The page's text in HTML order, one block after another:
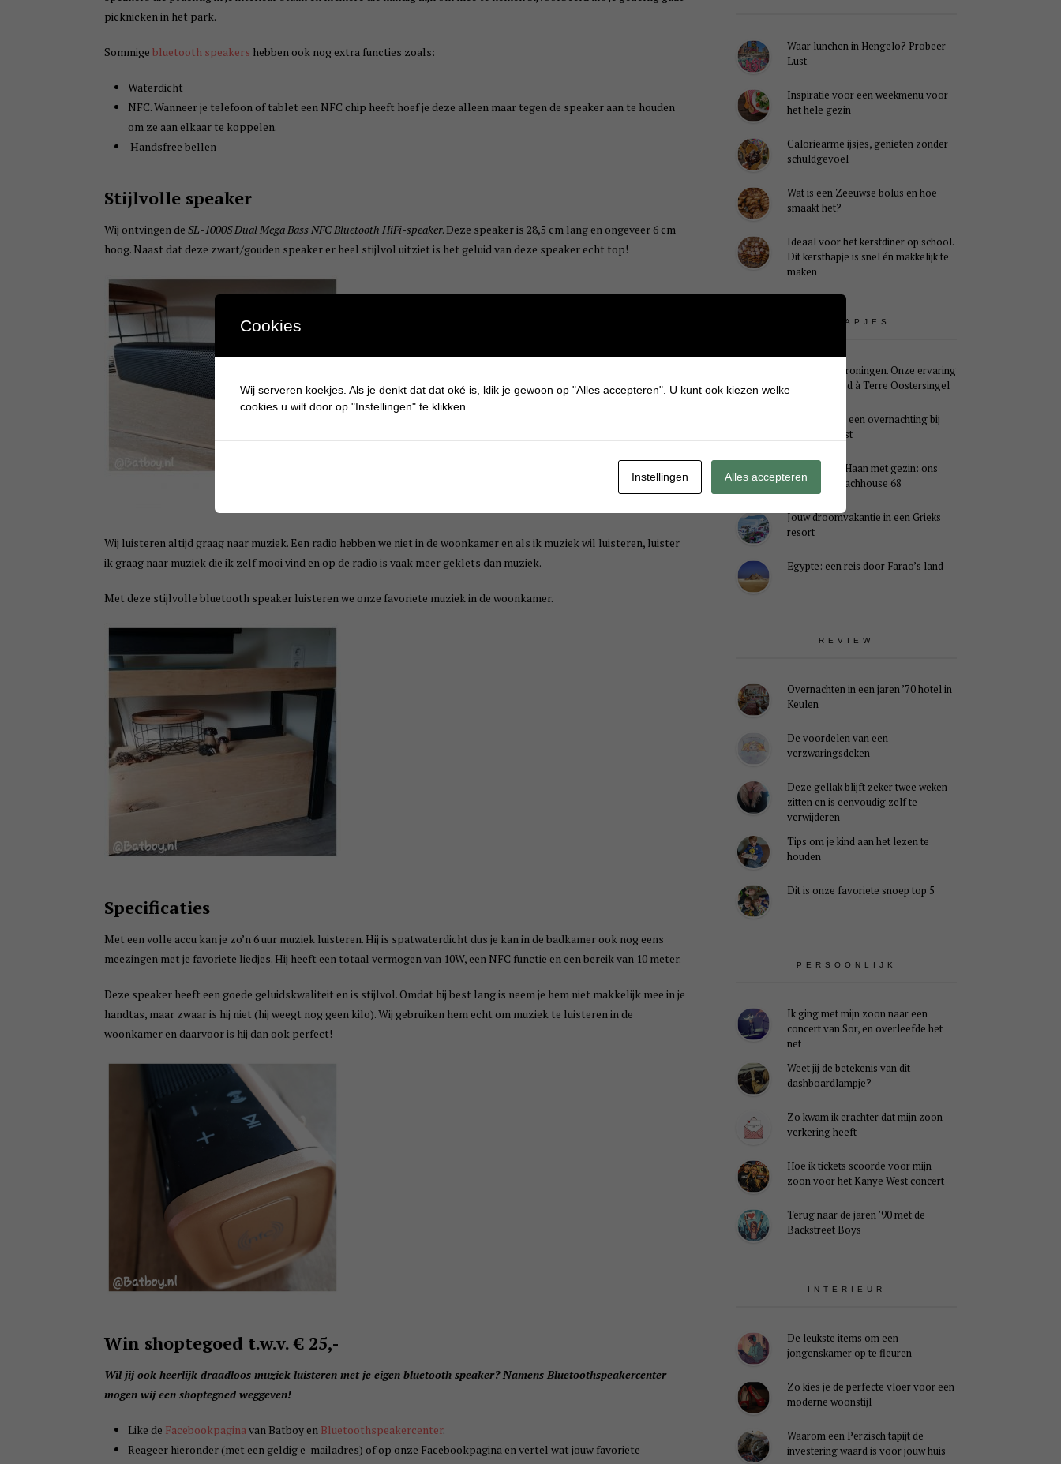
picknicken in het park.
Sommige bluetooth speakers hebben ook nog extra functies zoals:
Waterdicht
NFC. Wanneer je telefoon of tablet een NFC chip heeft hoef je deze alleen maar tegen de speaker aan te houden
om ze aan elkaar te koppelen.
Handsfree bellen
Stijlvolle speaker
Wij ontvingen de SL-1000S Dual Mega Bass NFC Bluetooth HiFi-speaker. Deze speaker is 28,5 cm lang en ongeveer 6 cm
hoog. Naast dat deze zwart/gouden speaker er heel stijlvol uitziet is het geluid van deze speaker echt top!
Wij luisteren altijd graag naar muziek. Een radio hebben we niet in de woonkamer en als ik muziek wil luisteren, luister
ik graag naar muziek die ik zelf mooi vind en op de radio is vaak meer geklets dan muziek.
Met deze stijlvolle bluetooth speaker luisteren we onze favoriete muziek in de woonkamer.
Specificaties
Met een volle accu kan je zo’n 6 uur muziek luisteren. Hij is spatwaterdicht dus je kan in de badkamer ook nog eens
meezingen met je favoriete liedjes. Hij heeft een totaal vermogen van 10W, een NFC functie en een bereik van 10 meter.
Deze speaker heeft een goede geluidskwaliteit en is stijlvol. Omdat hij best lang is neem je hem niet makkelijk mee in je
handtas, maar zwaar is hij niet (hij weegt nog geen kilo). Wij gebruiken hem echt om muziek te luisteren in de
woonkamer en daarvoor is hij dan ook perfect!
Win shoptegoed t.w.v. € 25,-
Wil jij ook heerlijk draadloos muziek luisteren met je eigen bluetooth speaker? Namens Bluetoothspeakercenter
mogen wij een shoptegoed weggeven!
Like de Facebookpaginavan Batboy en Bluetoothspeakercenter.
Reageer hieronder (met een geldig e-mailadres) of op onze Facebookpagina en vertel wat jouw favoriete
Waar lunchen in Hengelo? Probeer
Lust
Inspiratie voor een weekmenu voor
het hele gezin
Caloriearme ijsjes, genieten zonder
schuldgevoel
Wat is een Zeeuwse bolus en hoe
smaakt het?
Ideaal voor het kerstdiner op school.
Dit kersthapje is snel én makkelijk te
maken
UITSTAPJES
Weekendje Groningen. Onze ervaring
met B&B Pied à Terre Oostersingel
Genieten van een overnachting bij
B&B Landlust
Midweek De Haan met gezin: ons
verblijf in Beachhouse 68
Jouw droomvakantie in een Grieks
resort
Egypte: een reis door Farao’s land
REVIEW
Overnachten in een jaren ’70 hotel in
Keulen
De voordelen van een
verzwaringsdeken
Deze gellak blijft zeker twee weken
zitten en is eenvoudig zelf te
verwijderen
Tips om je kind aan het lezen te
houden
Dit is onze favoriete snoep top 5
PERSOONLIJK
Ik ging met mijn zoon naar een
concert van Sor, en overleefde het
net
Weet jij de betekenis van dit
dashboardlampje?
Zo kwam ik erachter dat mijn zoon
verkering heeft
Hoe ik tickets scoorde voor mijn
zoon voor het Kanye West concert
Terug naar de jaren ’90 met de
Backstreet Boys
INTERIEUR
De leukste items om een
jongenskamer op te fleuren
Zo kies je de perfecte vloer voor een
moderne woonstijl
Waarom een Perzisch tapijt de
investering waard is voor jouw huis
Cookies
Wij serveren koekjes. Als je denkt dat dat oké is, klik je gewoon op "Alles accepteren". U kunt ook kiezen welke
cookies u wilt door op "Instellingen" te klikken.
Instellingen Alles accepteren